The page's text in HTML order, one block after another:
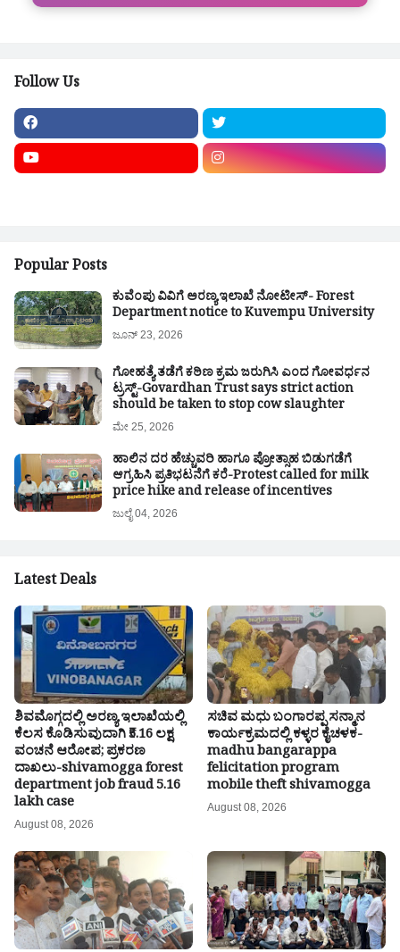
Follow Us
Popular Posts
ಕುವೆಂಪು ವಿವಿಗೆ ಅರಣ್ಯ ಇಲಾಖೆ ನೋಟೀಸ್- Forest
Department notice to Kuvempu University
ಜೂನ್ 23, 2026
ಗೋಹತ್ಯೆ ತಡೆಗೆ ಕಠಿಣ ಕ್ರಮ ಜರುಗಿಸಿ ಎಂದ ಗೋವರ್ಧನ
ಟ್ರಸ್ಟ್-Govardhan Trust says strict action
should be taken to stop cow slaughter
ಮೇ 25, 2026
ಹಾಲಿನ ದರ ಹೆಚ್ಚುವರಿ ಹಾಗೂ ಪ್ರೋತ್ಸಾಹ ಬಿಡುಗಡೆಗೆ
ಆಗ್ರಹಿಸಿ ಪ್ರತಿಭಟನೆಗೆ ಕರೆ-Protest called for milk
price hike and release of incentives
ಜುಲೈ 04, 2026
Latest Deals
ಶಿವಮೊಗ್ಗದಲ್ಲಿ ಅರಣ್ಯ ಇಲಾಖೆಯಲ್ಲಿ
ಕೆಲಸ ಕೊಡಿಸುವುದಾಗಿ ₹5.16 ಲಕ್ಷ
ವಂಚನೆ ಆರೋಪ; ಪ್ರಕರಣ
ದಾಖಲು-shivamogga forest
department job fraud 5.16
lakh case
August 08, 2026
ಸಚಿವ ಮಧು ಬಂಗಾರಪ್ಪ ಸನ್ಮಾನ
ಕಾರ್ಯಕ್ರಮದಲ್ಲಿ ಕಳ್ಳರ ಕೈಚಳಕ-
madhu bangarappa
felicitation program
mobile theft shivamogga
August 08, 2026